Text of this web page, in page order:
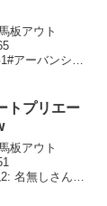
板アウト
アーバンシッ
トプリエー
板アウト
名無しさん＠